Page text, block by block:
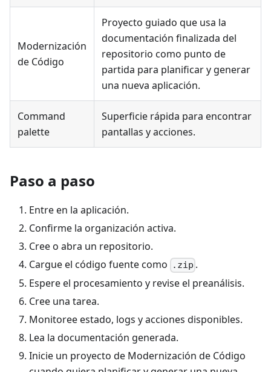
Modernización
de Código
Proyecto guiado que usa la
documentación finalizada del
repositorio como punto de
partida para planificar y generar
una nueva aplicación.
Command
palette
Superficie rápida para encontrar
pantallas y acciones.
Paso a paso
Entre en la aplicación.
Confirme la organización activa.
Cree o abra un repositorio.
Cargue el código fuente como
.zip .
Espere el procesamiento y revise el preanálisis.
Cree una tarea.
Monitoree estado, logs y acciones disponibles.
Lea la documentación generada.
Inicie un proyecto de Modernización de Código